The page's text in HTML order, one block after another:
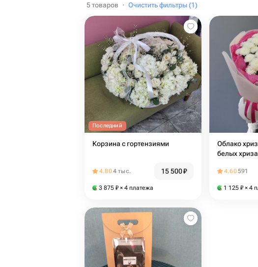
5 товаров · Очистить фильтры (1)
Последний
Корзина с гортензиями
4.804 тыс. 15 500₽
3 875 ₽ × 4 платежа
Облако
белых
4.60591
1 125 ₽ × 4